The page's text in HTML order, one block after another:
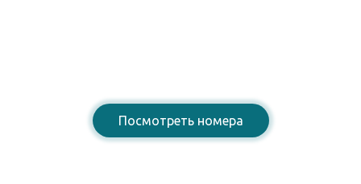
Посмотреть номера